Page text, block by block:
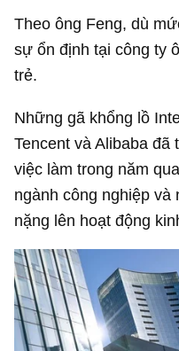
Theo ông Feng, dù
sự ổn định tại công ty
trẻ.
Những gã khổng lồ
Tencent và Alibaba đã
việc làm trong năm
ngành công nghiệp
nặng lên hoạt động